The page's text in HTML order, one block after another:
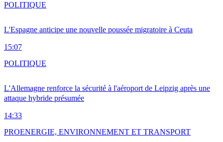
L'Espagne anticipe une nouvelle poussée migratoire à Ceuta
15:07
POLITIQUE
L'Allemagne renforce la sécurité à l'aéroport de Leipzig après une
attaque hybride présumée
14:33
POLITIQUE
PROENERGIE, ENVIRONNEMENT ET TRANSPORT